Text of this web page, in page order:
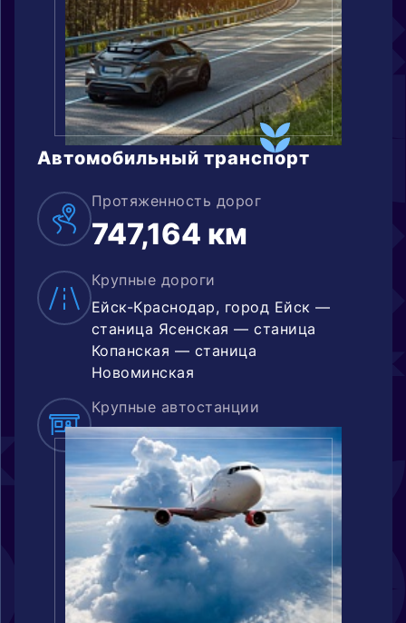
Автомобильный транспорт
Протяженность дорог
747,164 км
Крупные дороги
Ейск-Краснодар, город Ейск —
станица Ясенская — станица
Копанская — станица
Новоминская
Крупные автостанции
автовокзал «Ейск»